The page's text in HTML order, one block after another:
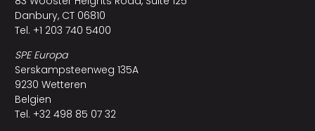
Danbury, CT 06810
Tel. +1 203 740 5400
SPE Europa
Serskampsteenweg 135A
9230 Wetteren
Belgien
Tel. +32 498 85 07 32